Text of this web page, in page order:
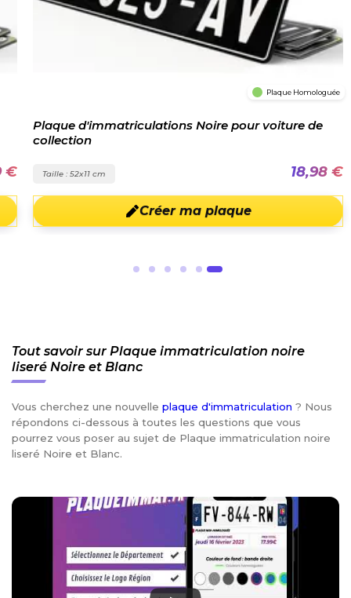
€
Plaque Homologuée
Plaque d'immatriculations Noire pour voiture de
collection
Taille : 52x11 cm 18,98 €
Créer ma plaque
Tout savoir sur Plaque immatriculation noire
liseré Noire et Blanc
Vous cherchez une nouvelle plaque d'immatriculation ? Nous
répondons ci-dessous à toutes les questions que vous
pourrez vous poser au sujet de Plaque immatriculation noire
liseré Noire et Blanc.